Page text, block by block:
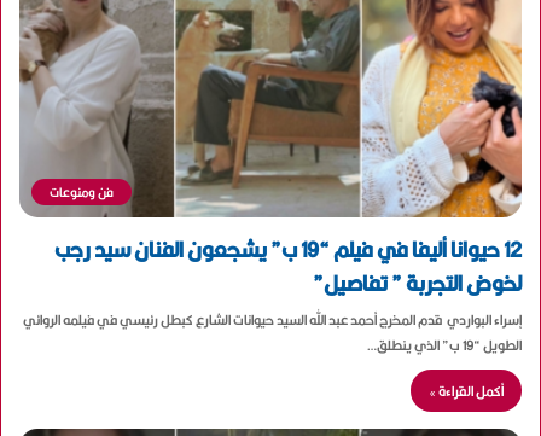
فن ومنوعات
12 حيوانا أليفا في فيلم “19 ب” يشجعون الفنان سيد رجب
لخوض التجربة ” تفاصيل”
إسراء البواردي قدم المخرج أحمد عبد الله السيد حيوانات الشارع كبطل رئيسي في فيلمه الروائي
الطويل “19 ب” الذي ينطلق…
أكمل القراءة »